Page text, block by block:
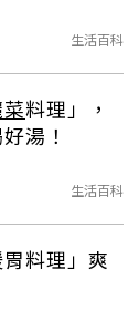
生活百科
料理」，
湯！
生活百科
料理」爽